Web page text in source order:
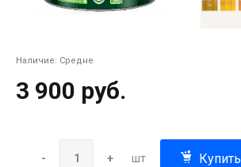
Наличие: Средне
3 900 руб.
- + шт Купить